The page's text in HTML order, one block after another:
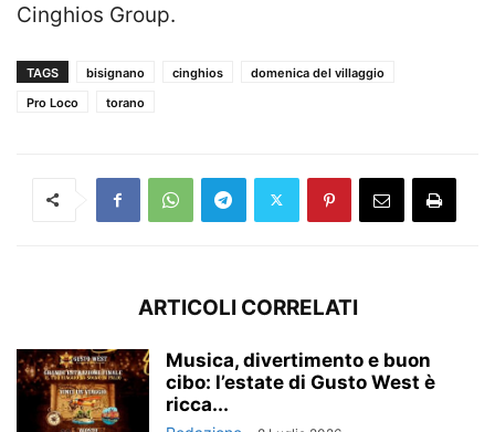
Cinghios Group.
TAGS bisignano cinghios
domenica del villaggio
Pro Loco
torano
ARTICOLI CORRELATI
Musica, divertimento e buon
cibo: l’estate di Gusto West è
ricca...